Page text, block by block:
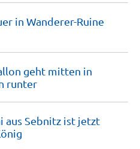
in Wanderer-Ruine
geht mitten in
runter
aus Sebnitz ist jetzt